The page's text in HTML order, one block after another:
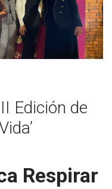
Edición de
Respirar